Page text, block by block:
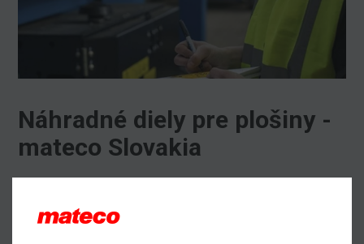
Náhradné diely pre plošiny -
mateco Slovakia
Vaše pracovné plošiny? Radi Vás podobných starostí